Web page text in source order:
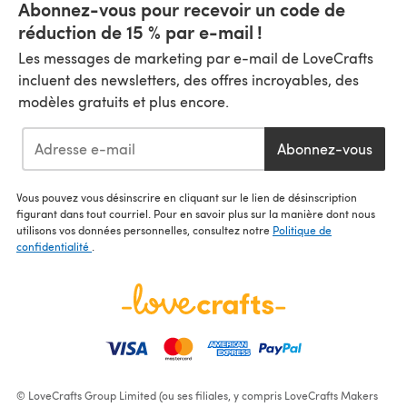
Abonnez-vous pour recevoir un code de
réduction de 15 % par e-mail !
Les messages de marketing par e-mail de LoveCrafts
incluent des newsletters, des offres incroyables, des
modèles gratuits et plus encore.
Abonnez-vous
Vous pouvez vous désinscrire en cliquant sur le lien de désinscription
figurant dans tout courriel. Pour en savoir plus sur la manière dont nous
utilisons vos données personnelles, consultez notre Politique de
confidentialité
© LoveCrafts Group Limited (ou ses filiales, y compris LoveCrafts Makers